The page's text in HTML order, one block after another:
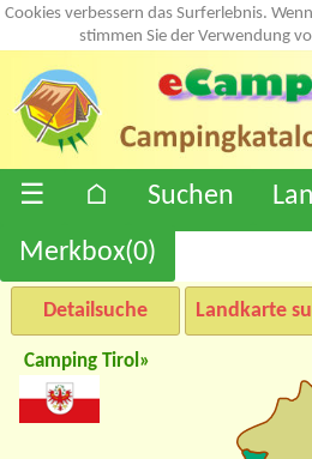
Cookies verbessern das Surferlebnis.
stimmen Sie der Verwendung
☰ ⌂ Suchen
Merkbox(0)
Detailsuche Landkarte
Camping Tirol»